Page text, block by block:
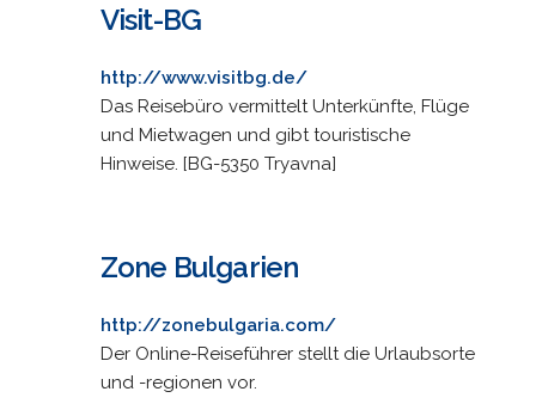
Visit-BG
http://www.visitbg.de/
Das Reisebüro vermittelt Unterkünfte, Flüge
und Mietwagen und gibt touristische
Hinweise. [BG-5350 Tryavna]
Zone Bulgarien
http://zonebulgaria.com/
Der Online-Reiseführer stellt die Urlaubsorte
und -regionen vor.